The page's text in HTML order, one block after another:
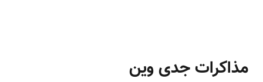
مذاکرات جدی وین‎